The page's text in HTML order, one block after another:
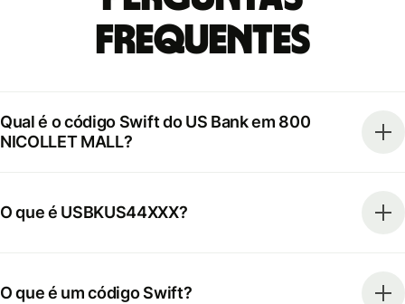
frequentes
Qual é o código Swift do US Bank em 800
NICOLLET MALL?
O que é USBKUS44XXX?
O que é um código Swift?